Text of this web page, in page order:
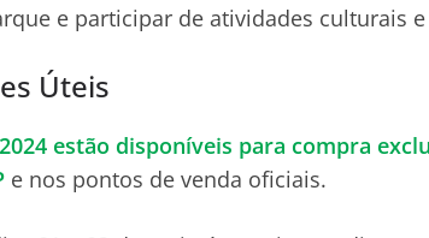
e participar de atividades culturais
Úteis
estão disponíveis para compra
e nos pontos de venda oficiais.